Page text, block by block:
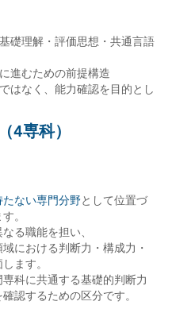
礎理解・評価思想・共通言語
進むための前提構造
はなく、能力確認を目的とし
4専科）
ない専門分野として位置づ
。
る職能を担い、
における判断力・構成力・
ます。
科に共通する基礎的判断力
認するための区分です。